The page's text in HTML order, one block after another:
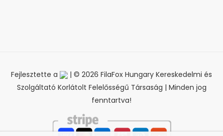
Fejlesztette a
| © 2026 FilaFox Hungary Kereskedelmi és
Szolgáltató Korlátolt Felelősségű Társaság | Minden jog
fenntartva!